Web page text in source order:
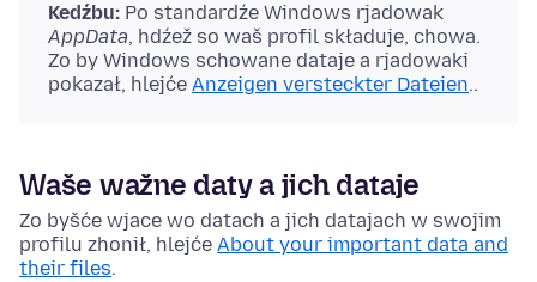
Kedźbu: Po standardźe Windows rjadowak
AppData, hdźež so waš profil składuje, chowa.
Zo by Windows schowane dataje a rjadowaki
pokazał, hlejće Anzeigen versteckter Dateien..
Waše wažne daty a jich dataje
Zo byšće wjace wo datach a jich datajach w swojim
profilu zhonił, hlejće About your important data and
their files.